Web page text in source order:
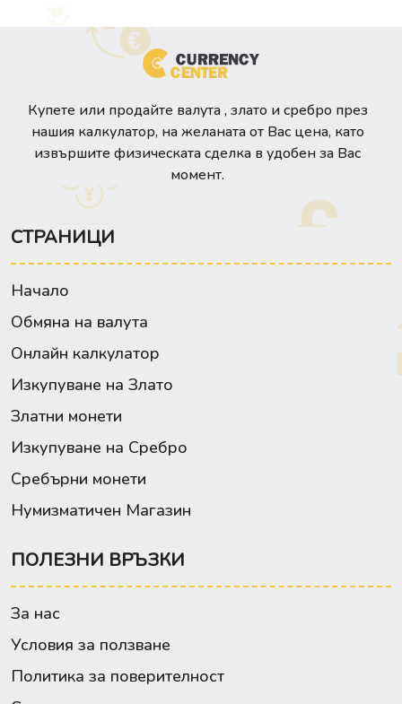
Купете или продайте валута , злато и сребро през
нашия калкулатор, на желаната от Вас цена, като
извършите физическата сделка в удобен за Вас
момент.
СТРАНИЦИ
Начало
Обмяна на валута
Онлайн калкулатор
Изкупуване на Злато
Златни монети
Изкупуване на Сребро
Сребърни монети
Нумизматичен Магазин
ПОЛЕЗНИ ВРЪЗКИ
За нас
Условия за ползване
Политика за поверителност